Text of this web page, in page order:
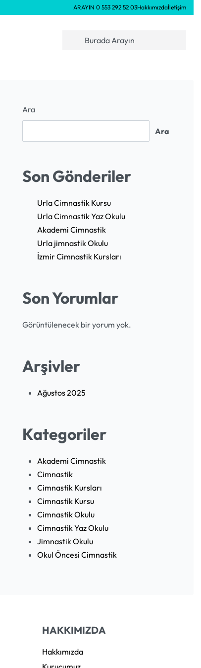
ARAYIN 0 553 292 52 03Hakkımızdaİletişim
Ara
Ara
Son Gönderiler
Urla Cimnastik Kursu
Urla Cimnastik Yaz Okulu
Akademi Cimnastik
Urla jimnastik Okulu
İzmir Cimnastik Kursları
Son Yorumlar
Görüntülenecek bir yorum yok.
Arşivler
Ağustos 2025
Kategoriler
Akademi Cimnastik
Cimnastik
Cimnastik Kursları
Cimnastik Kursu
Cimnastik Okulu
Cimnastik Yaz Okulu
Jimnastik Okulu
Okul Öncesi Cimnastik
HAKKIMIZDA
Hakkımızda